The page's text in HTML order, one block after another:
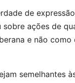
de
ações de
e não
semelhantes